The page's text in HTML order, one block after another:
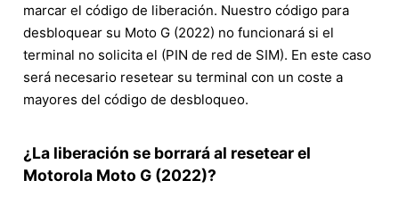
marcar el código de liberación. Nuestro código para
desbloquear su Moto G (2022) no funcionará si el
terminal no solicita el (PIN de red de SIM). En este caso
será necesario resetear su terminal con un coste a
mayores del código de desbloqueo.
¿La liberación se borrará al resetear el
Motorola Moto G (2022)?